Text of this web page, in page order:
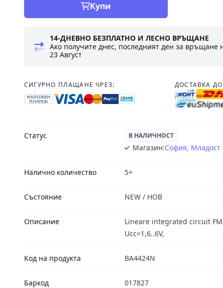
Купи
14-ДНЕВНО БЕЗПЛАТНО И ЛЕСНО ВРЪЩАНЕ
Ако получите днес, последният ден за връщане
23 Август
СИГУРНО ПЛАЩАНЕ ЧРЕЗ:
НАЛОЖЕН
ПЛАТЕЖ
ДОСТАВКА
Статус В НАЛИЧНОСТ
Магазин:София, Младост
Налично количество 5+
Състояние NEW / НОВ
Описание
Lineare integrated circuit
Ucc=1,6..6V,
Код на продукта BA4424N
Баркод 017827